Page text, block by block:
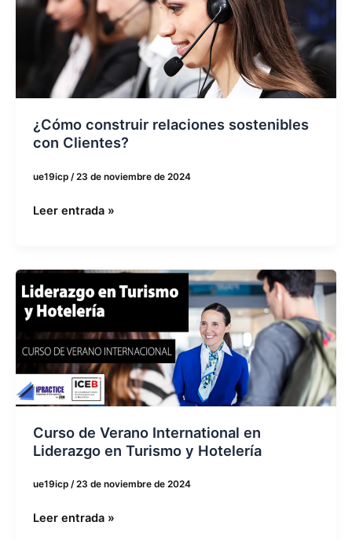
¿Cómo construir relaciones sostenibles
con Clientes?
ue19icp /23 de noviembre de 2024
relaciones
sostenibles
Clientes?
Leer entrada »
Curso de Verano International en
Liderazgo en Turismo y Hotelería
ue19icp /23 de noviembre de 2024
de
Verano
International
en
Liderazgo
en
Turismo
y
Hotelería
Leer entrada »